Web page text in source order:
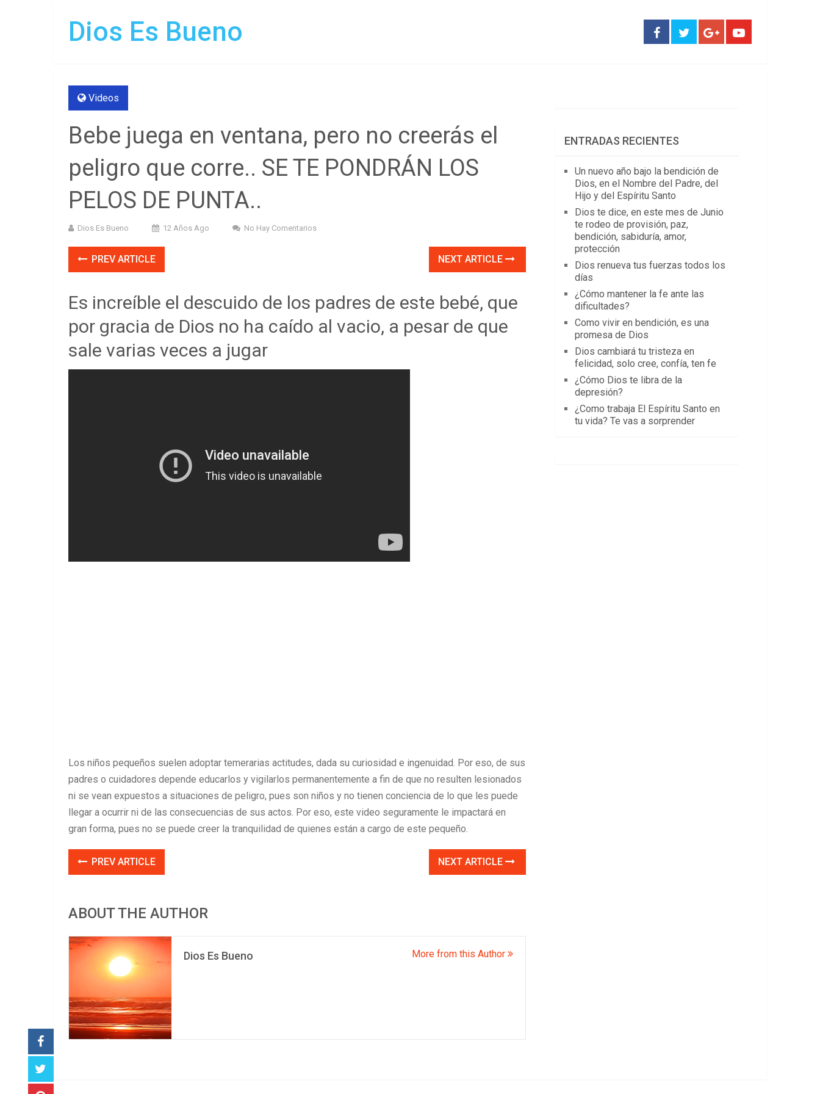
Dios Es Bueno
Videos
Bebe juega en ventana, pero no creerás el
peligro que corre.. SE TE PONDRÁN LOS
PELOS DE PUNTA..
Dios Es Bueno 12 Años Ago No Hay Comentarios
PREV ARTICLE NEXT ARTICLE
Es increíble el descuido de los padres de este bebé, que
por gracia de Dios no ha caído al vacio, a pesar de que
sale varias veces a jugar
Los niños pequeños suelen adoptar temerarias actitudes, dada su curiosidad e ingenuidad. Por eso, de sus
padres o cuidadores depende educarlos y vigilarlos permanentemente a fin de que no resulten lesionados
ni se vean expuestos a situaciones de peligro, pues son niños y no tienen conciencia de lo que les puede
llegar a ocurrir ni de las consecuencias de sus actos. Por eso, este video seguramente le impactará en
gran forma, pues no se puede creer la tranquilidad de quienes están a cargo de este pequeño.
PREV ARTICLE NEXT ARTICLE
ABOUT THE AUTHOR
Dios Es Bueno More from this Author
ENTRADAS RECIENTES
Un nuevo año bajo la bendición de
Dios, en el Nombre del Padre, del
Hijo y del Espíritu Santo
Dios te dice, en este mes de Junio
te rodeo de provisión, paz,
bendición, sabiduría, amor,
protección
Dios renueva tus fuerzas todos los
días
¿Cómo mantener la fe ante las
dificultades?
Como vivir en bendición, es una
promesa de Dios
Dios cambiará tu tristeza en
felicidad, solo cree, confía, ten fe
¿Cómo Dios te libra de la
depresión?
¿Como trabaja El Espíritu Santo en
tu vida? Te vas a sorprender